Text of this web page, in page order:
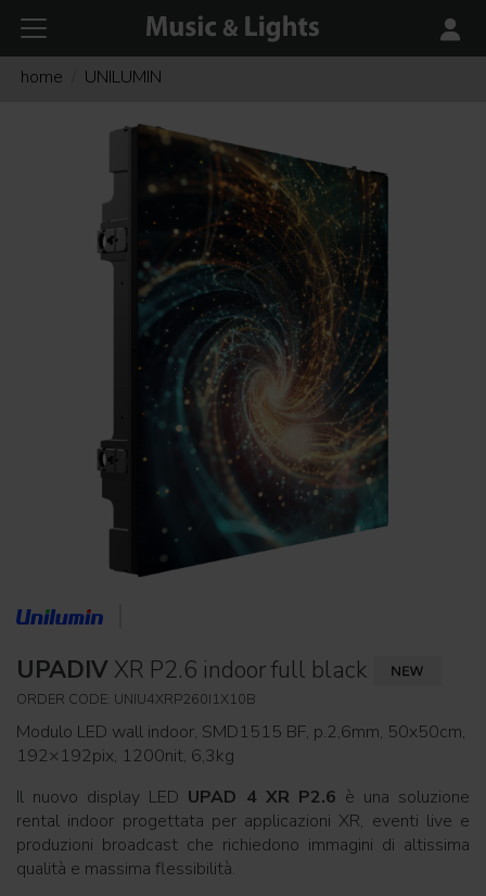
home UNILUMIN
UPADIV XR P2.6 indoor full black
ORDER CODE: UNIU4XRP260I1X10B
Modulo LED wall indoor, SMD1515 BF, p.2,6mm, 50x50cm,
192×192pix, 1200nit, 6,3kg
Il nuovo display LED UPAD 4 XR P2.6 è una soluzione
rental indoor progettata per applicazioni XR, eventi live e
produzioni broadcast che richiedono immagini di altissima
qualità e massima flessibilità.